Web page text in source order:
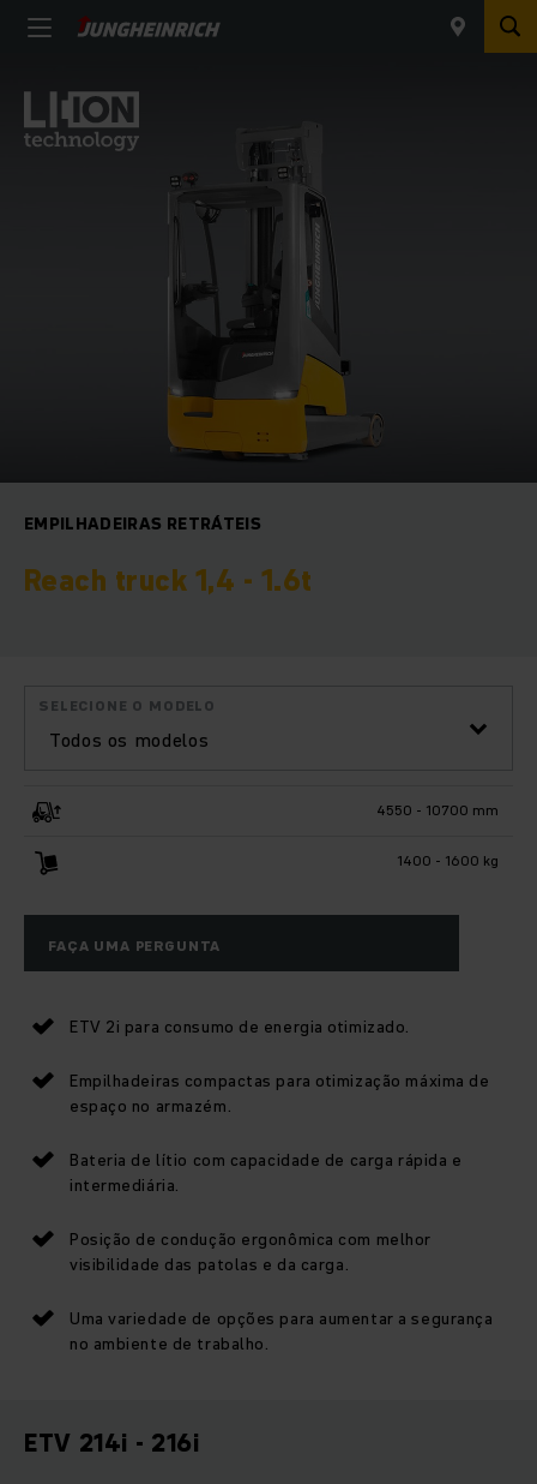
EMPILHADEIRAS RETRÁTEIS
Reach truck 1,4 - 1.6t
Todos os modelos
SELECIONE O MODELO
4550 - 10700 mm
1400 - 1600 kg
FAÇA UMA PERGUNTA
ETV 2i para consumo de energia otimizado.
Empilhadeiras compactas para otimização máxima de
espaço no armazém.
Bateria de lítio com capacidade de carga rápida e
intermediária.
Posição de condução ergonômica com melhor
visibilidade das patolas e da carga.
Uma variedade de opções para aumentar a segurança
no ambiente de trabalho.
ETV 214i - 216i